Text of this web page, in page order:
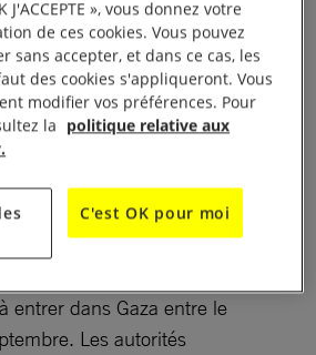
palestinienne de la bande
d’amélioration de l’accès
19 janvier et le 2 mars, l’armée
un siège total, qui n’a été que
le 19 mai. Cet
pas d’allégement des
produits essentiels,
entrer dans Gaza entre le
Les autorités
», vous donnez votre
de ces cookies. Vous pouvez
sans accepter, et dans ce cas, les
des cookies s'appliqueront. Vous
modifier vos préférences. Pour
la politique relative aux
C'est OK pour moi